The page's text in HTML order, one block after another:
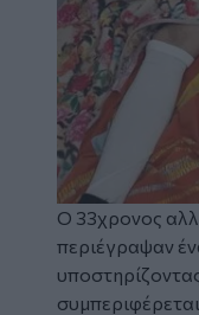
Ο 33χρονος
περιέγραψαν